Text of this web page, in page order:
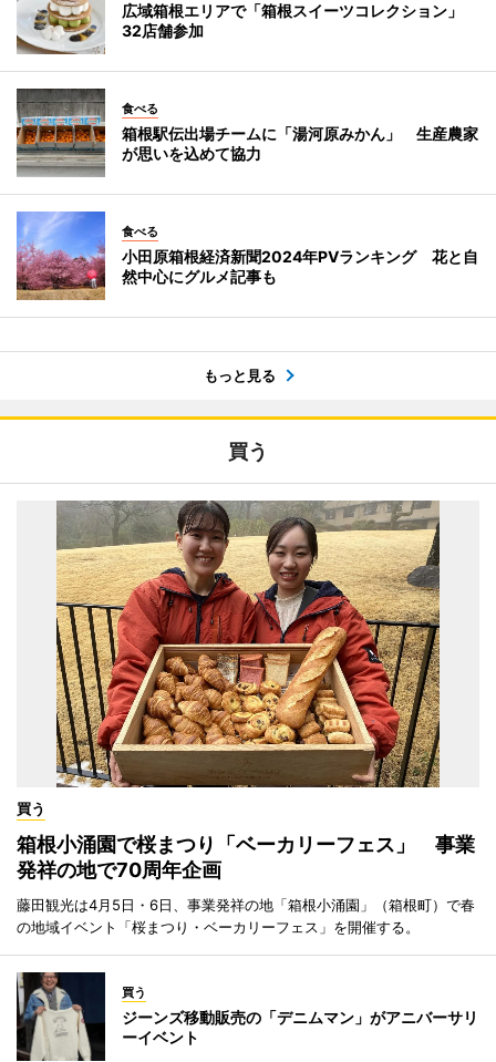
広域箱根エリアで「箱根スイーツコレクション」
32店舗参加
食べる
箱根駅伝出場チームに「湯河原みかん」 生産農家
が思いを込めて協力
食べる
小田原箱根経済新聞2024年PVランキング 花と自
然中心にグルメ記事も
もっと見る
買う
買う
箱根小涌園で桜まつり「ベーカリーフェス」 事業
発祥の地で70周年企画
藤田観光は4月5日・6日、事業発祥の地「箱根小涌園」（箱根町）で春
の地域イベント「桜まつり・ベーカリーフェス」を開催する。
買う
ジーンズ移動販売の「デニムマン」がアニバーサリ
ーイベント